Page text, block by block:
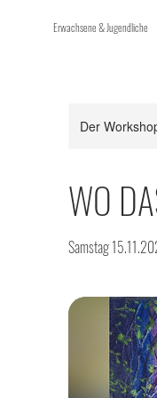
Erwachsene & Jugendliche
Der
WO
Samstag